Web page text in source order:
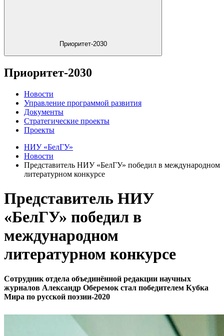
Приоритет-2030
Приоритет-2030
Новости
Управление программой развития
Документы
Стратегические проекты
Проекты
НИУ «БелГУ»
Новости
Представитель НИУ «БелГУ» победил в международном
литературном конкурсе
Представитель НИУ
«БелГУ» победил в
международном
литературном конкурсе
Сотрудник отдела объединённой редакции научных
журналов Александр Оберемок стал победителем Кубка
Мира по русской поэзии-2020